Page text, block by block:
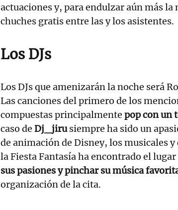
actuaciones y, para endulzar aún más
chuches gratis entre las y los asistentes.
Los DJs
Los DJs que amenizarán la noche será
Las canciones del primero de los
compuestas principalmente pop con un
caso de Dj_jirusiempre ha sido un
de animación de Disney, los musicales
la Fiesta Fantasía ha encontrado el
sus pasiones y pinchar su música
organización de la cita.